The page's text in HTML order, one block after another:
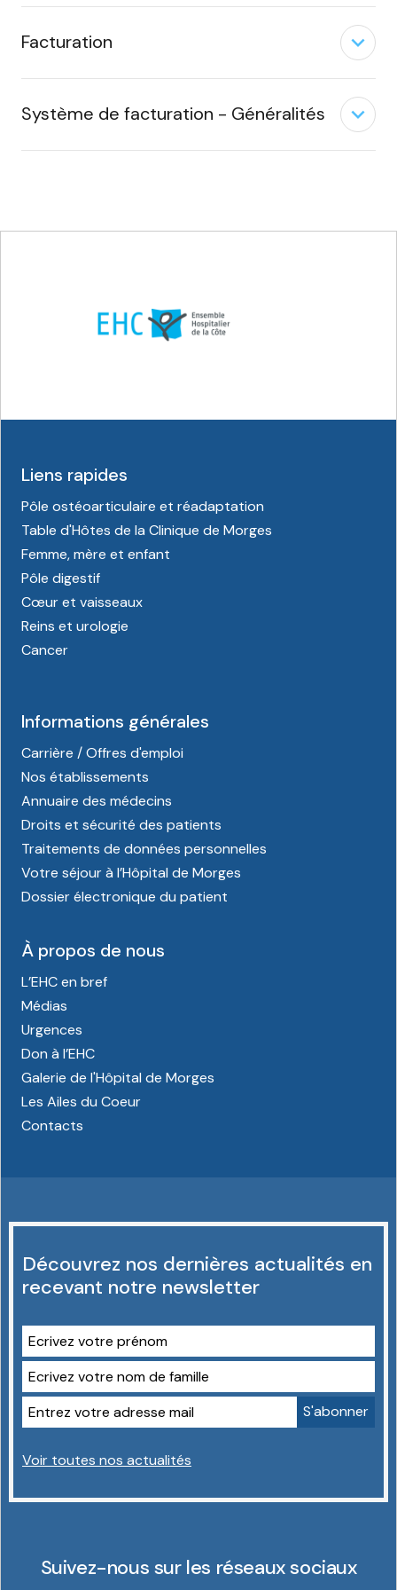
Facturation expand_less
Système de facturation - Généralités expand_less
Liens rapides
Pôle ostéoarticulaire et réadaptation
Table d'Hôtes de la Clinique de Morges
Femme, mère et enfant
Pôle digestif
Cœur et vaisseaux
Reins et urologie
Cancer
Informations générales
Carrière / Offres d'emploi
Nos établissements
Annuaire des médecins
Droits et sécurité des patients
Traitements de données personnelles
Votre séjour à l’Hôpital de Morges
Dossier électronique du patient
À propos de nous
L’EHC en bref
Médias
Urgences
Don à l’EHC
Galerie de l'Hôpital de Morges
Les Ailes du Coeur
Contacts
Découvrez nos dernières actualités en
recevant notre newsletter
Voir toutes nos actualités
Suivez-nous sur les réseaux sociaux